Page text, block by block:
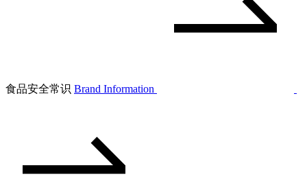
食品安全常识 Brand Information